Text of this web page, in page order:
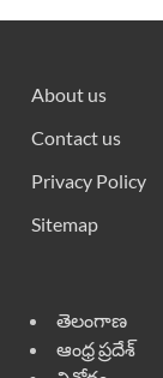
About us
Contact us
Privacy Policy
Sitemap
తెలంగాణ
ఆంధ్ర ప్రదేశ్